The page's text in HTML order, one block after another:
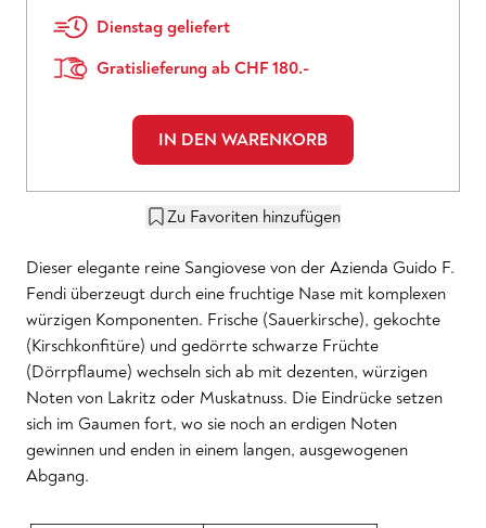
Dienstag geliefert
Gratislieferung ab CHF 180.-
IN DEN WARENKORB
Zu Favoriten hinzufügen
Dieser elegante reine Sangiovese von der Azienda Guido F.
Fendi überzeugt durch eine fruchtige Nase mit komplexen
würzigen Komponenten. Frische (Sauerkirsche), gekochte
(Kirschkonfitüre) und gedörrte schwarze Früchte
(Dörrpflaume) wechseln sich ab mit dezenten, würzigen
Noten von Lakritz oder Muskatnuss. Die Eindrücke setzen
sich im Gaumen fort, wo sie noch an erdigen Noten
gewinnen und enden in einem langen, ausgewogenen
Abgang.